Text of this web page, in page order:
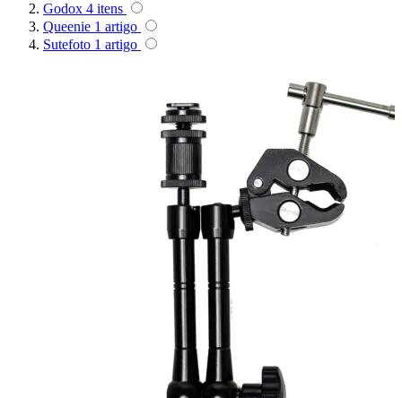
Shimbol
Sirui
Godox 4 itens
Queenie 1 artigo
Sutefoto 1 artigo